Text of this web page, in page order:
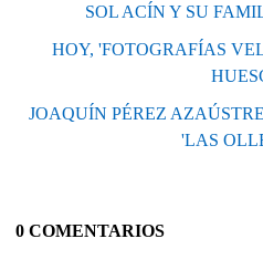
SOL ACÍN Y SU
HOY, 'FOTOGRAFÍAS
JOAQUÍN PÉREZ
'LAS
0 COMENTARIOS